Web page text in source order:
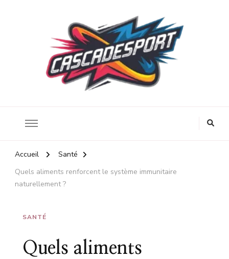
Accueil
Santé
Quels aliments renforcent le système immunitaire
naturellement ?
SANTÉ
Quels aliments